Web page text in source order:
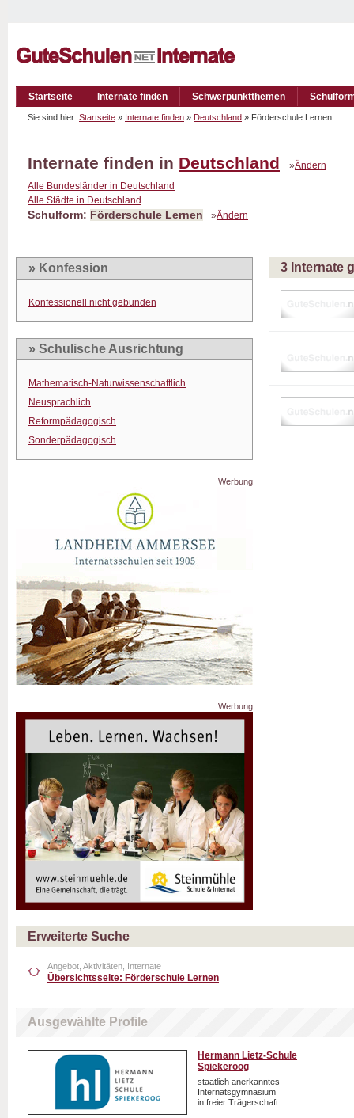
Startseite Internate finden Schwerpunktthemen
Sie sind hier: Startseite » Internate finden » Deutschland » Förderschule Lernen
Internate finden in Deutschland »Ändern
Alle Bundesländer in Deutschland
Alle Städte in Deutschland
Schulform: Förderschule Lernen »Ändern
» Konfession
Konfessionell nicht gebunden
» Schulische Ausrichtung
Mathematisch-Naturwissenschaftlich
Neusprachlich
Reformpädagogisch
Sonderpädagogisch
Werbung
Werbung
3 Internate
Erweiterte Suche
Angebot, Aktivitäten, Internate
Übersichtsseite: Förderschule Lernen
Ausgewählte Profile
Hermann Lietz-Schule
Spiekeroog
staatlich anerkanntes
Internatsgymnasium
in freier Trägerschaft